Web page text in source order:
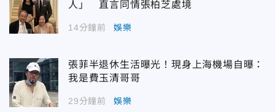
人」 直言同情張柏芝處境
14分鐘前 娛樂
張菲半退休生活曝光！現身上海機場自曝：
我是費玉清哥哥
29分鐘前 娛樂